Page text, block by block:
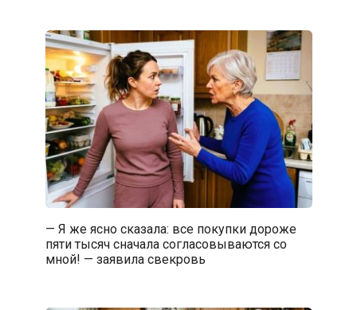
— Я же ясно сказала: все покупки дороже
пяти тысяч сначала согласовываются со
мной! — заявила свекровь